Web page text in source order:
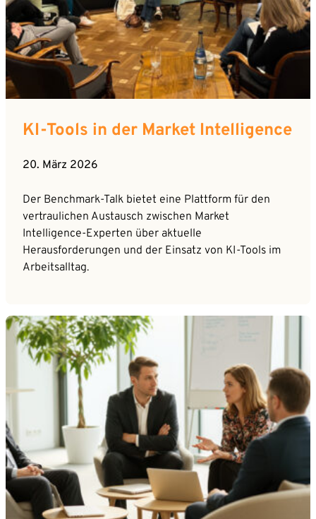
KI-Tools in der Market Intelligence
20. März 2026
Der Benchmark-Talk bietet eine Plattform für den
vertraulichen Austausch zwischen Market
Intelligence-Experten über aktuelle
Herausforderungen und der Einsatz von KI-Tools im
Arbeitsalltag.